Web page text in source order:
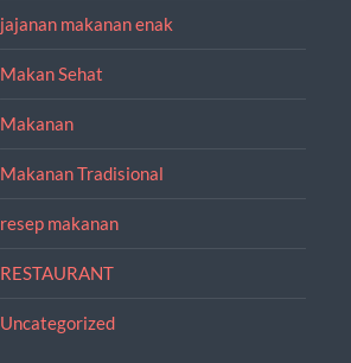
jajanan makanan enak
Makan Sehat
Makanan
Makanan Tradisional
resep makanan
RESTAURANT
Uncategorized